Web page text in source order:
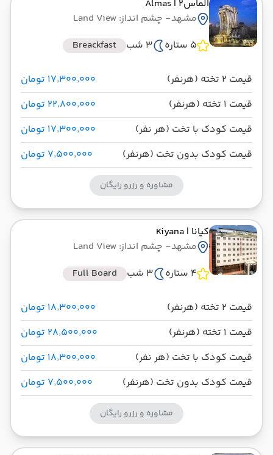
الماس2 | Almas
مشهد- چشم انداز: Land View
5 ستاره
3 شب Breackfast
قیمت 2 تخته (هرنفر)
۱۷٬۳۰۰٬۰۰۰ تومان
قیمت 1 تخته (هرنفر)
۲۲٬۸۰۰٬۰۰۰ تومان
قیمت کودک با تخت (هر نفر)
۱۷٬۳۰۰٬۰۰۰ تومان
قیمت کودک بدون تخت (هرنفر)
۷٬۵۰۰٬۰۰۰ تومان
مشاوره و رزرو رایگان
کیانا | Kiyana
مشهد- چشم انداز: Land View
4 ستاره
3 شب Full Board
قیمت 2 تخته (هرنفر)
۱۸٬۳۰۰٬۰۰۰ تومان
قیمت 1 تخته (هرنفر)
۲۸٬۵۰۰٬۰۰۰ تومان
قیمت کودک با تخت (هر نفر)
۱۸٬۳۰۰٬۰۰۰ تومان
قیمت کودک بدون تخت (هرنفر)
۷٬۵۰۰٬۰۰۰ تومان
مشاوره و رزرو رایگان